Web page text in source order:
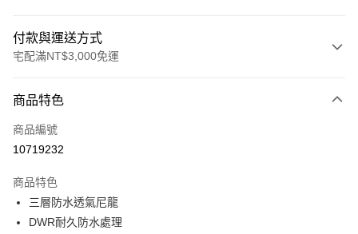
付款與運送方式
宅配滿NT$3,000免運
信用卡一次付款
信用卡分期付款
合作金庫商業銀行
華南商業銀行
上海商業儲蓄銀行
LINE Pay
Apple Pay
商品特色
商品編號
10719232
商品特色
三層防水透氣尼龍
DWR耐久防水處理